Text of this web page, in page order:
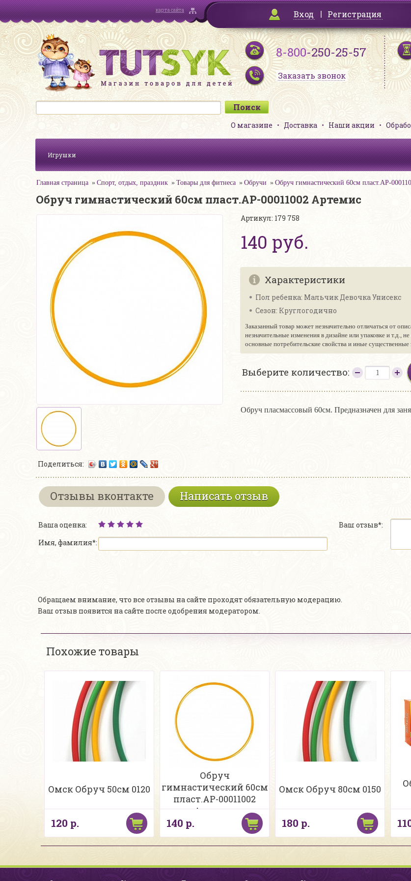
карта сайта Вход Регистрация
8-800-250-25-57
Заказать звонок
О магазине Доставка Наши акции
Игрушки
Главная страница Спорт, отдых, праздник Товары для фитнеса Обручи Обруч гимнастический 60см пласт.АР-
Обруч гимнастический 60см пласт.АР-00011002 Артемис
Поделиться:
Артикул: 179 758
140 руб.
Характеристики
Пол ребенка: Мальчик Девочка Унисекс
Сезон: Круглогодично
Заказанный товар может незначительно отличаться от
незначительные изменения в дизайне или упаковке и т.д.,
основные потребительские свойства и иные
Выберите количество:
Обруч пласмассовый 60см. Предназначен для
Отзывы вконтакте Написать отзыв
Ваша оценка:
Имя, фамилия*:
Ваш отзыв*:
Обращаем внимание, что все отзывы на сайте проходят обязательную модерацию.
Ваш отзыв появится на сайте после одобрения модератором.
Похожие товары
Омск Обруч 50см 0120
120 р.
Обруч
гимнастический 60см
пласт.АР-00011002
Артемис
140 р.
Омск Обруч 80см 0150
180 р.